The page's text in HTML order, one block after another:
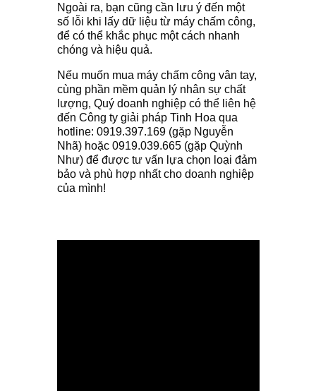
Ngoài ra, bạn cũng cần lưu ý đến một
số lỗi khi lấy dữ liệu từ máy chấm công,
để có thể khắc phục một cách nhanh
chóng và hiệu quả.
Nếu muốn mua máy chấm công vân tay,
cùng phần mềm quản lý nhân sự chất
lượng, Quý doanh nghiệp có thể liên hệ
đến Công ty giải pháp Tinh Hoa qua
hotline: 0919.397.169 (gặp Nguyễn
Nhã) hoặc 0919.039.665 (gặp Quỳnh
Như) để được tư vấn lựa chọn loại đảm
bảo và phù hợp nhất cho doanh nghiệp
của mình!